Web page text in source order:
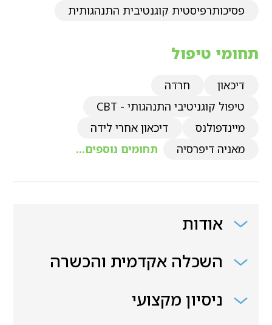
פסיכותרפיסטית קוגנטיבית התנהגותית
תחומי טיפול
דיכאון
חרדה
טיפול קוגניטיבי התנהגותי - CBT
מיינדפולנס
דיכאון אחרי לידה
מאניה דיפרסיה
תחומים נוספים...
אודות
השכלה אקדמית והכשרה
ניסיון מקצועי